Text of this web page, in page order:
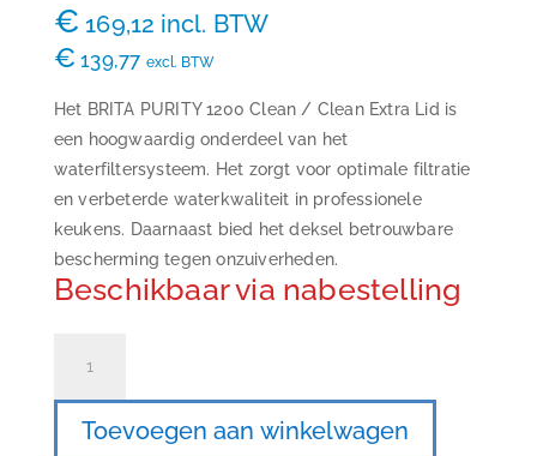
€ 169,12 incl. BTW
€ 139,77 excl. BTW
Het BRITA PURITY 1200 Clean / Clean Extra Lid is
een hoogwaardig onderdeel van het
waterfiltersysteem. Het zorgt voor optimale filtratie
en verbeterde waterkwaliteit in professionele
keukens. Daarnaast bied het deksel betrouwbare
bescherming tegen onzuiverheden.
Beschikbaar via nabestelling
PURITY
1200
cleanToevoegen aan winkelwagen